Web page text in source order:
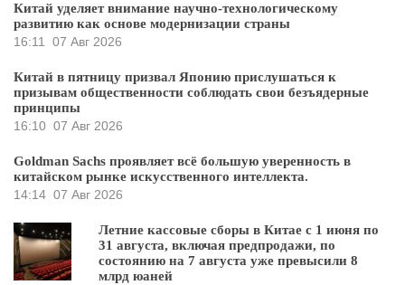
Китай уделяет внимание научно-технологическому
развитию как основе модернизации страны
16:11 07 Авг 2026
Китай в пятницу призвал Японию прислушаться к
призывам общественности соблюдать свои безъядерные
принципы
16:10 07 Авг 2026
Goldman Sachs проявляет всё большую уверенность в
китайском рынке искусственного интеллекта.
14:14 07 Авг 2026
Летние кассовые сборы в Китае с 1 июня по
31 августа, включая предпродажи, по
состоянию на 7 августа уже превысили 8
млрд юаней